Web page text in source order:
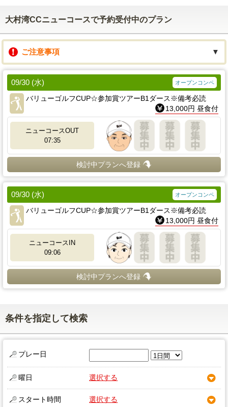
大村湾CCニューコースで予約受付中のプラン
ご注意事項 ▼
09/30 (水) オープンコンペ
バリューゴルフCUP☆参加賞ツアーB1ダース※備考必読
13,000円 昼食付
ニューコースOUT
07:35
検討中プランへ登録
09/30 (水) オープンコンペ
バリューゴルフCUP☆参加賞ツアーB1ダース※備考必読
13,000円 昼食付
ニューコースIN
09:06
検討中プランへ登録
条件を指定して検索
プレー日
曜日 選択する
スタート時間 選択する